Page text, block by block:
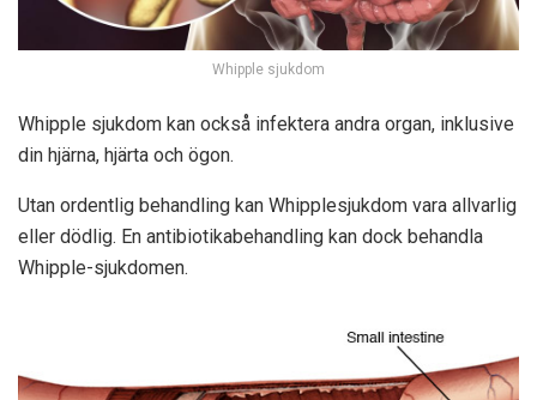
Whipple sjukdom
Whipple sjukdom kan också infektera andra organ, inklusive
din hjärna, hjärta och ögon.
Utan ordentlig behandling kan Whipplesjukdom vara allvarlig
eller dödlig. En antibiotikabehandling kan dock behandla
Whipple-sjukdomen.